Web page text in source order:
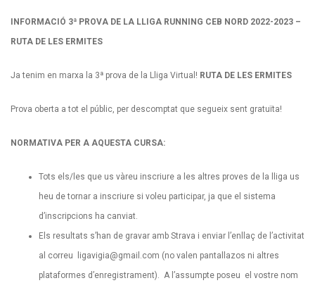
INFORMACIÓ 3ª PROVA DE LA LLIGA RUNNING CEB NORD 2022-2023 –
RUTA DE LES ERMITES
Ja tenim en marxa la 3ª prova de la Lliga Virtual! RUTA DE LES ERMITES
Prova oberta a tot el públic, per descomptat que segueix sent gratuïta!
NORMATIVA PER A AQUESTA CURSA:
Tots els/les que us vàreu inscriure a les altres proves de la lliga us
heu de tornar a inscriure si voleu participar, ja que el sistema
d’inscripcions ha canviat.
Els resultats s’han de gravar amb Strava i enviar l’enllaç de l’activitat
al correu
ligavigia@gmail.com (no valen pantallazos ni altres
plataformes d’enregistrament). A l’assumpte poseu el vostre nom